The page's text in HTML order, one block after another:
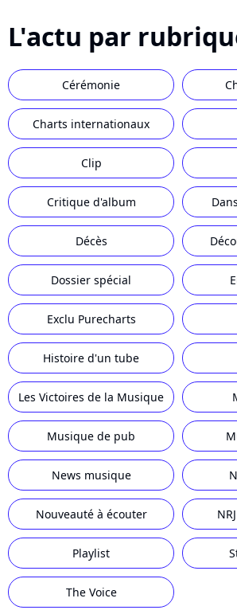
L'actu par
Cérémonie
Charts internationaux
Clip
Critique d'album
Décès
Dossier spécial
Exclu Purecharts
Histoire d'un tube
Les Victoires de la Musique
Musique de pub
News musique
Nouveauté à écouter
Playlist
The Voice